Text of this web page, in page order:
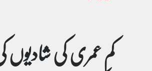
کم عمری کی شادیوں